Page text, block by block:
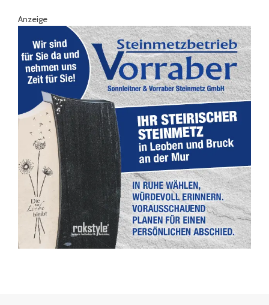
Anzeige